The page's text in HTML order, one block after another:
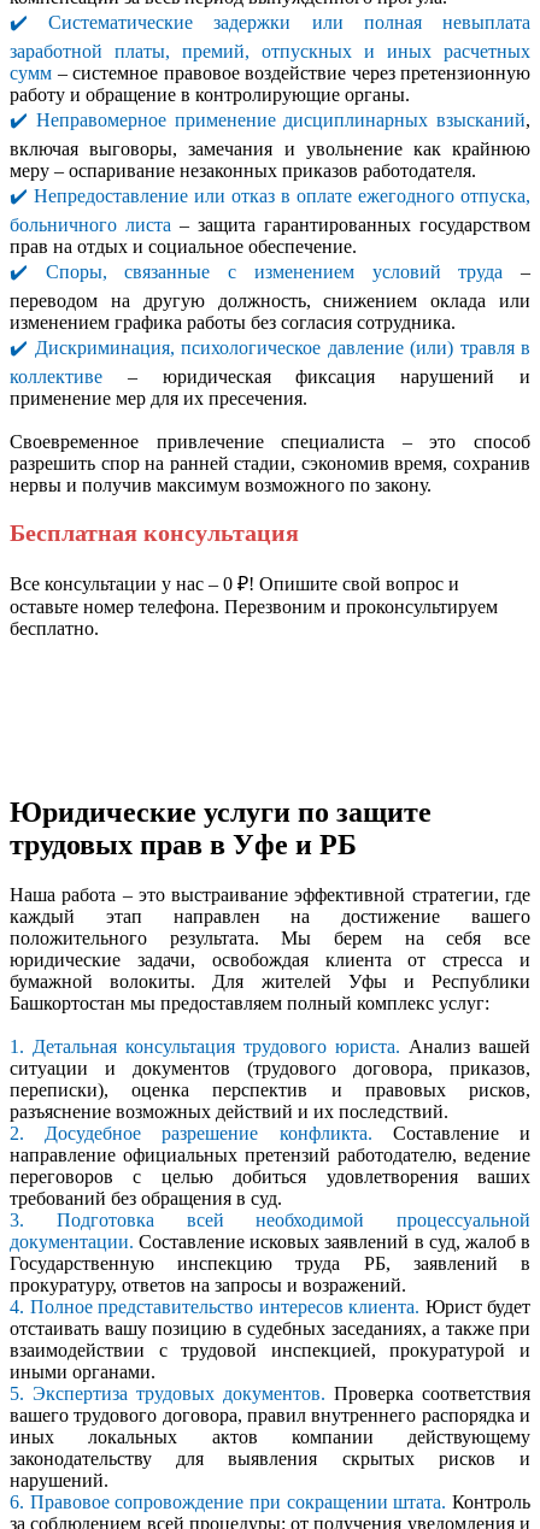
✔️ Систематические задержки или полная невыплата
заработной платы, премий, отпускных и иных расчетных
сумм – системное правовое воздействие через претензионную
работу и обращение в контролирующие органы.
✔️ Неправомерное применение дисциплинарных взысканий,
включая выговоры, замечания и увольнение как крайнюю
меру – оспаривание незаконных приказов работодателя.
✔️ Непредоставление или отказ в оплате ежегодного отпуска,
больничного листа – защита гарантированных государством
прав на отдых и социальное обеспечение.
✔️ Споры, связанные с изменением условий труда –
переводом на другую должность, снижением оклада или
изменением графика работы без согласия сотрудника.
✔️ Дискриминация, психологическое давление (или) травля в
коллективе – юридическая фиксация нарушений и
применение мер для их пресечения.
Своевременное привлечение специалиста – это способ
разрешить спор на ранней стадии, сэкономив время, сохранив
нервы и получив максимум возможного по закону.
Бесплатная консультация
Все консультации у нас – 0 ₽! Опишите свой вопрос и
оставьте номер телефона. Перезвоним и проконсультируем
бесплатно.
Юридические услуги по защите
трудовых прав в Уфе и РБ
Наша работа – это выстраивание эффективной стратегии, где
каждый этап направлен на достижение вашего
положительного результата. Мы берем на себя все
юридические задачи, освобождая клиента от стресса и
бумажной волокиты. Для жителей Уфы и Республики
Башкортостан мы предоставляем полный комплекс услуг:
1. Детальная консультация трудового юриста. Анализ вашей
ситуации и документов (трудового договора, приказов,
переписки), оценка перспектив и правовых рисков,
разъяснение возможных действий и их последствий.
2. Досудебное разрешение конфликта. Составление и
направление официальных претензий работодателю, ведение
переговоров с целью добиться удовлетворения ваших
требований без обращения в суд.
3. Подготовка всей необходимой процессуальной
документации. Составление исковых заявлений в суд, жалоб в
Государственную инспекцию труда РБ, заявлений в
прокуратуру, ответов на запросы и возражений.
4. Полное представительство интересов клиента. Юрист будет
отстаивать вашу позицию в судебных заседаниях, а также при
взаимодействии с трудовой инспекцией, прокуратурой и
иными органами.
5. Экспертиза трудовых документов. Проверка соответствия
вашего трудового договора, правил внутреннего распорядка и
иных локальных актов компании действующему
законодательству для выявления скрытых рисков и
нарушений.
6. Правовое сопровождение при сокращении штата. Контроль
за соблюдением всей процедуры: от получения уведомления и